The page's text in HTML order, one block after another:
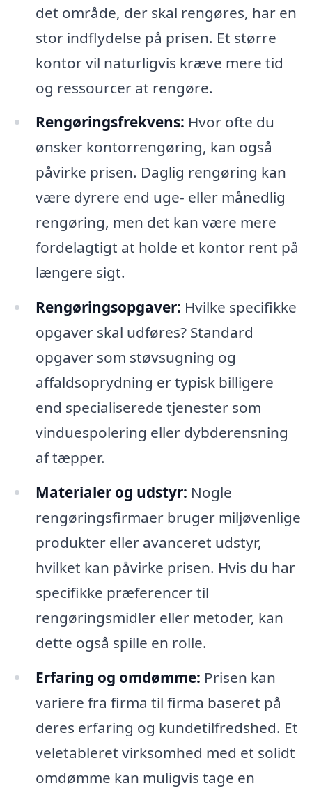
det område, der skal rengøres, har en
stor indflydelse på prisen. Et større
kontor vil naturligvis kræve mere tid
og ressourcer at rengøre.
Rengøringsfrekvens: Hvor ofte du
ønsker kontorrengøring, kan også
påvirke prisen. Daglig rengøring kan
være dyrere end uge- eller månedlig
rengøring, men det kan være mere
fordelagtigt at holde et kontor rent på
længere sigt.
Rengøringsopgaver: Hvilke specifikke
opgaver skal udføres? Standard
opgaver som støvsugning og
affaldsoprydning er typisk billigere
end specialiserede tjenester som
vinduespolering eller dybderensning
af tæpper.
Materialer og udstyr: Nogle
rengøringsfirmaer bruger miljøvenlige
produkter eller avanceret udstyr,
hvilket kan påvirke prisen. Hvis du har
specifikke præferencer til
rengøringsmidler eller metoder, kan
dette også spille en rolle.
Erfaring og omdømme: Prisen kan
variere fra firma til firma baseret på
deres erfaring og kundetilfredshed. Et
veletableret virksomhed med et solidt
omdømme kan muligvis tage en